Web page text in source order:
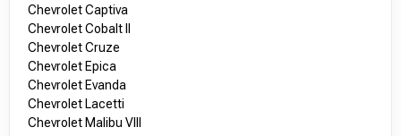
Chevrolet Captiva
Chevrolet Cobalt II
Chevrolet Cruze
Chevrolet Epica
Chevrolet Evanda
Chevrolet Lacetti
Chevrolet Malibu VIII